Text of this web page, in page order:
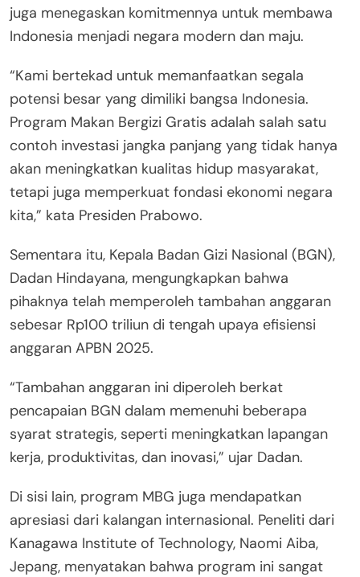
juga menegaskan komitmennya untuk membawa
Indonesia menjadi negara modern dan maju.
“Kami bertekad untuk memanfaatkan segala
potensi besar yang dimiliki bangsa Indonesia.
Program Makan Bergizi Gratis adalah salah satu
contoh investasi jangka panjang yang tidak hanya
akan meningkatkan kualitas hidup masyarakat,
tetapi juga memperkuat fondasi ekonomi negara
kita,” kata Presiden Prabowo.
Sementara itu, Kepala Badan Gizi Nasional (BGN),
Dadan Hindayana, mengungkapkan bahwa
pihaknya telah memperoleh tambahan anggaran
sebesar Rp100 triliun di tengah upaya efisiensi
anggaran APBN 2025.
“Tambahan anggaran ini diperoleh berkat
pencapaian BGN dalam memenuhi beberapa
syarat strategis, seperti meningkatkan lapangan
kerja, produktivitas, dan inovasi,” ujar Dadan.
Di sisi lain, program MBG juga mendapatkan
apresiasi dari kalangan internasional. Peneliti dari
Kanagawa Institute of Technology, Naomi Aiba,
Jepang, menyatakan bahwa program ini sangat